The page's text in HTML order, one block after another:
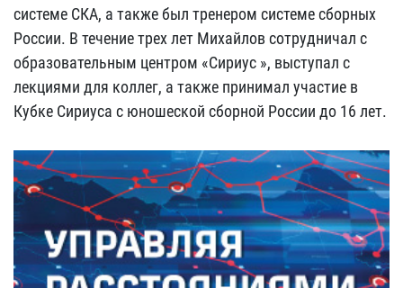
системе СКА, а также был тренером системе сборных
России. В течение трех лет Михайлов сотрудничал с
образовательным центром «Сириус », выступал с
лекциями для коллег, а также принимал участие в
Кубке Сириуса с юношеской сборной России до 16 лет.